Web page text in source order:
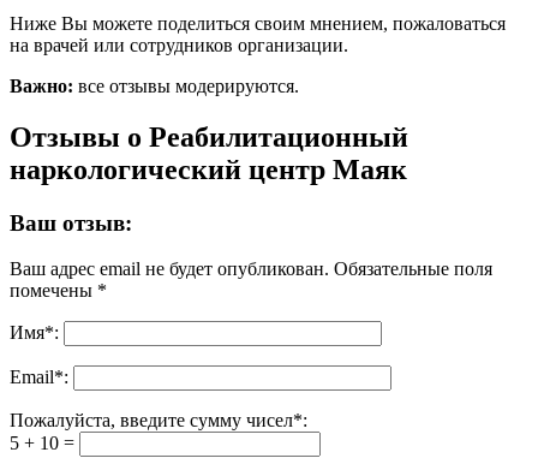
Ниже Вы можете поделиться своим мнением, пожаловаться
на врачей или сотрудников организации.
Важно: все отзывы модерируются.
Отзывы о Реабилитационный
наркологический центр Маяк
Ваш отзыв:
Ваш адрес email не будет опубликован. Обязательные поля
помечены *
Имя*:
Email*:
Пожалуйста, введите сумму чисел*:
5 + 10 =